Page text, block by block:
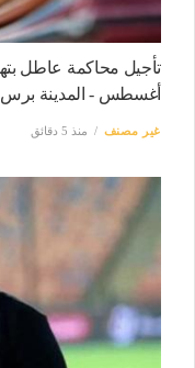
أغسطس - المدينة برس
غير مصنف منذ 5 دقائق